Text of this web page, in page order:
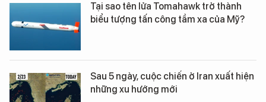
Tại sao tên lửa Tomahawk trở thành
biểu tượng tấn công tầm xa của Mỹ?
Sau 5 ngày, cuộc chiến ở Iran xuất hiện
những xu hướng mới